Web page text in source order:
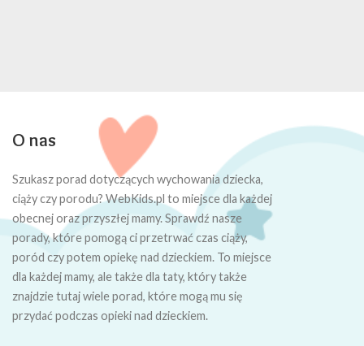
O nas
Szukasz porad dotyczących wychowania dziecka,
ciąży czy porodu? WebKids.pl to miejsce dla każdej
obecnej oraz przyszłej mamy. Sprawdź nasze
porady, które pomogą ci przetrwać czas ciąży,
poród czy potem opiekę nad dzieckiem. To miejsce
dla każdej mamy, ale także dla taty, który także
znajdzie tutaj wiele porad, które mogą mu się
przydać podczas opieki nad dzieckiem.